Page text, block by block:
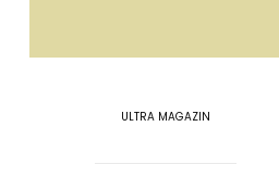
ULTRA MAGAZIN